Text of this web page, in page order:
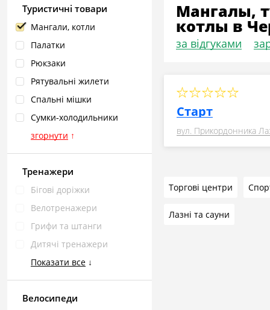
Туристичні товари
Мангали, котли
Палатки
Рюкзаки
Рятувальні жилети
Спальні мішки
Сумки‑холодильники
згорнути ↑
Тренажери
Бігові доріжки
Велотренажери
Грифи та штанги
Дитячі тренажери
Показати все ↓
Велосипеди
Мангалы,
котлы в
за відгуками
Старт
вул. Прикордонника
Торгові центри
Лазні та сауни